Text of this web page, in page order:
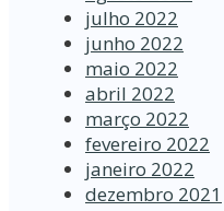
julho 2022
junho 2022
maio 2022
abril 2022
março 2022
fevereiro 2022
janeiro 2022
dezembro 2021